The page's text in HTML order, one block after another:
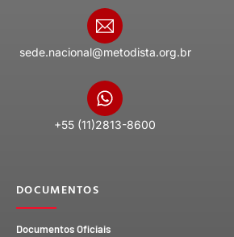
sede.nacional@metodista.org.br
+55 (11)2813-8600
DOCUMENTOS
Documentos Oficiais